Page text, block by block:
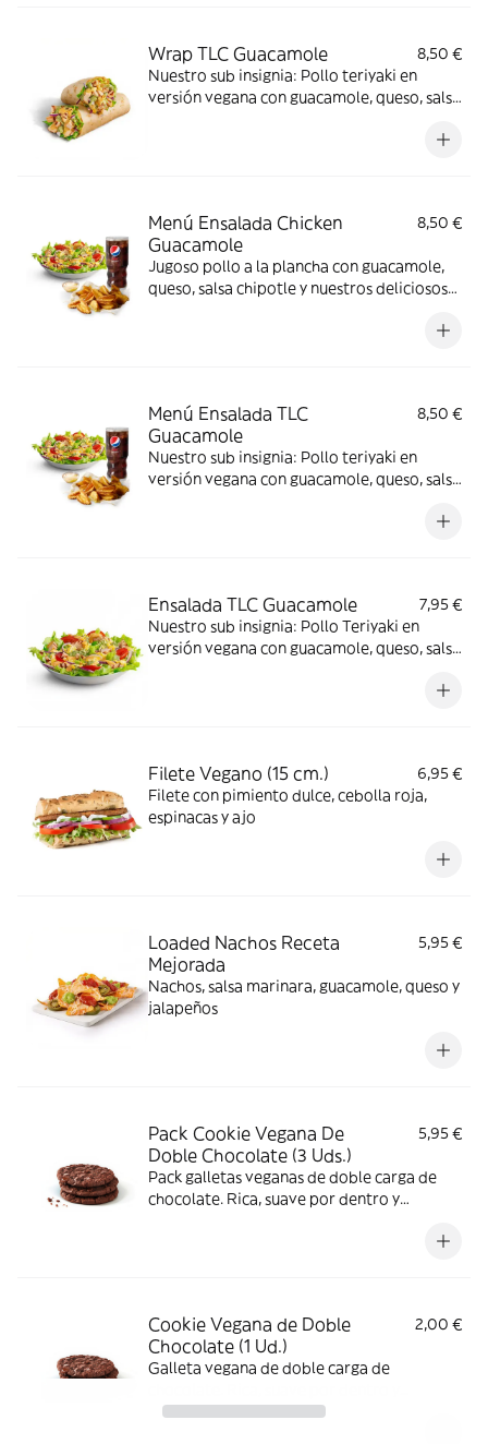
Wrap TLC Guacamole
8,50 €
Nuestro sub insignia: Pollo teriyaki en
versión vegana con guacamole, queso, salsa
Menú Ensalada Chicken
Guacamole
8,50 €
Jugoso pollo a la plancha con guacamole,
queso, salsa chipotle y nuestros deliciosos
Menú Ensalada TLC
Guacamole
8,50 €
Nuestro sub insignia: Pollo teriyaki en
versión vegana con guacamole, queso, salsa
Ensalada TLC Guacamole
7,95 €
Nuestro sub insignia: Pollo Teriyaki en
versión vegana con guacamole, queso, salsa
Filete Vegano (15 cm.)
6,95 €
Filete con pimiento dulce, cebolla roja,
espinacas y ajo
Loaded Nachos Receta
Mejorada
5,95 €
Nachos, salsa marinara, guacamole, queso y
jalapeños
Pack Cookie Vegana De
Doble Chocolate (3 Uds.)
5,95 €
Pack galletas veganas de doble carga de
chocolate. Rica, suave por dentro y
Cookie Vegana de Doble
Chocolate (1 Ud.)
2,00 €
Galleta vegana de doble carga de
ligeramente crujiente por fuera.